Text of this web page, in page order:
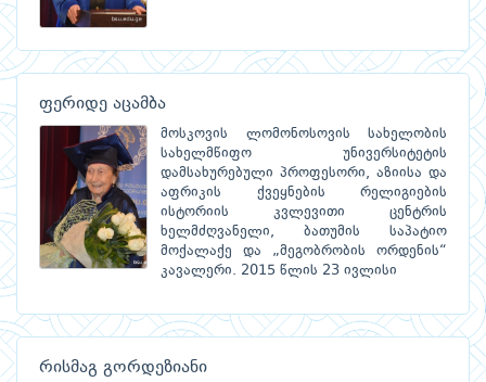
ფერიდე აცამბა
მოსკოვის ლომონოსოვის სახელობის
სახელმწიფო უნივერსიტეტის
დამსახურებული პროფესორი, აზიისა და
აფრიკის ქვეყნების რელიგიების
ისტორიის კვლევითი ცენტრის
ხელმძღვანელი, ბათუმის საპატიო
მოქალაქე და „მეგობრობის ორდენის“
კავალერი. 2015 წლის 23 ივლისი
რისმაგ გორდეზიანი